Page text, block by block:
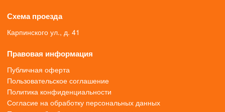
Схема проезда
Карпинского ул., д. 41
Правовая информация
Публичная оферта
Пользовательское соглашение
Политика конфиденциальности
Согласие на обработку персональных данных